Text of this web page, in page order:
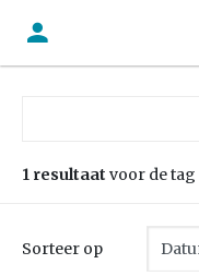
1 resultaat voor de tag
Sorteer op